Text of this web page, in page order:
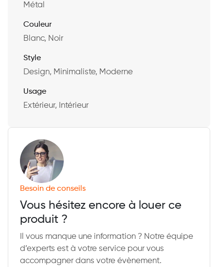
Métal
Couleur
Blanc, Noir
Style
Design, Minimaliste, Moderne
Usage
Extérieur, Intérieur
Besoin de conseils
Vous hésitez encore à louer ce
produit ?
Il vous manque une information ? Notre équipe
d’experts est à votre service pour vous
accompagner dans votre évènement.